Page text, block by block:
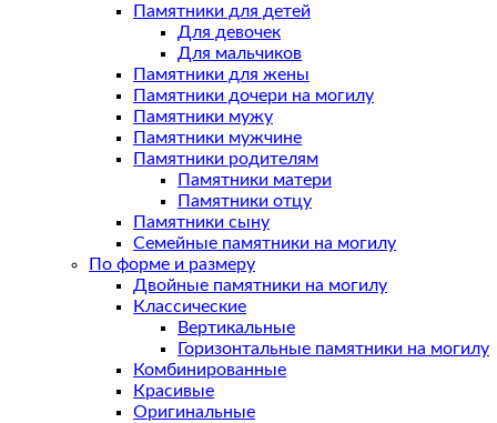
Памятники для детей
Для девочек
Для мальчиков
Памятники для жены
Памятники дочери на могилу
Памятники мужу
Памятники мужчине
Памятники родителям
Памятники матери
Памятники отцу
Памятники сыну
Семейные памятники на могилу
По форме и размеру
Двойные памятники на могилу
Классические
Вертикальные
Горизонтальные памятники на могилу
Комбинированные
Красивые
Оригинальные